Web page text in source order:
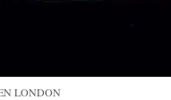
LONDON